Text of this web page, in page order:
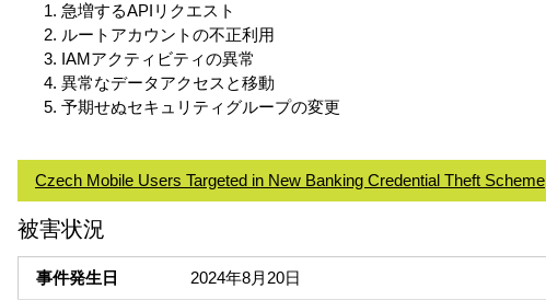
急増するAPIリクエスト
ルートアカウントの不正利用
IAMアクティビティの異常
異常なデータアクセスと移動
予期せぬセキュリティグループの変更
Czech Mobile Users Targeted in New Banking Credential Theft Scheme
被害状況
事件発生日 2024年8月20日